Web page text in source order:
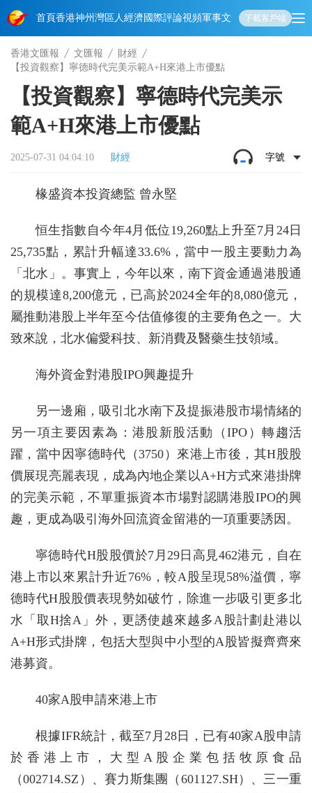
首頁香港神州 灣區人經濟國際評論視頻軍事文化 娛樂生活教育體
下載客戶端
香港文匯報 文匯報
財經
【投資觀察】寧德時代完美示範A+H來港上市優點
【投資觀察】寧德時代完美示
範A+H來港上市優點
2025-07-31 04:04:10 財經 字號
椽盛資本投資總監 曾永堅
恒生指數自今年4月低位19,260點上升至7月24日
25,735點，累計升幅達33.6%，當中一股主要動力為
「北水」。事實上，今年以來，南下資金通過港股通
的規模達8,200億元，已高於2024全年的8,080億元，
屬推動港股上半年至今估值修復的主要角色之一。大
致來說，北水偏愛科技、新消費及醫藥生技領域。
海外資金對港股IPO興趣提升
另一邊廂，吸引北水南下及提振港股市場情緒的
另一項主要因素為：港股新股活動（IPO）轉趨活
躍，當中因寧德時代（3750）來港上市後，其H股股
價展現亮麗表現，成為內地企業以A+H方式來港掛牌
的完美示範，不單重振資本市場對認購港股IPO的興
趣，更成為吸引海外回流資金留港的一項重要誘因。
寧德時代H股股價於7月29日高見462港元，自在
港上市以來累計升近76%，較A股呈現58%溢價，寧
德時代H股股價表現勢如破竹，除進一步吸引更多北
水「取H捨A」外，更誘使越來越多A股計劃赴港以
A+H形式掛牌，包括大型與中小型的A股皆擬齊齊來
港募資。
40家A股申請來港上市
根據IFR統計，截至7月28日，已有40家A股申請
於香港上市，大型A股企業包括牧原食品
（002714.SZ）、賽力斯集團（601127.SH）、三一重